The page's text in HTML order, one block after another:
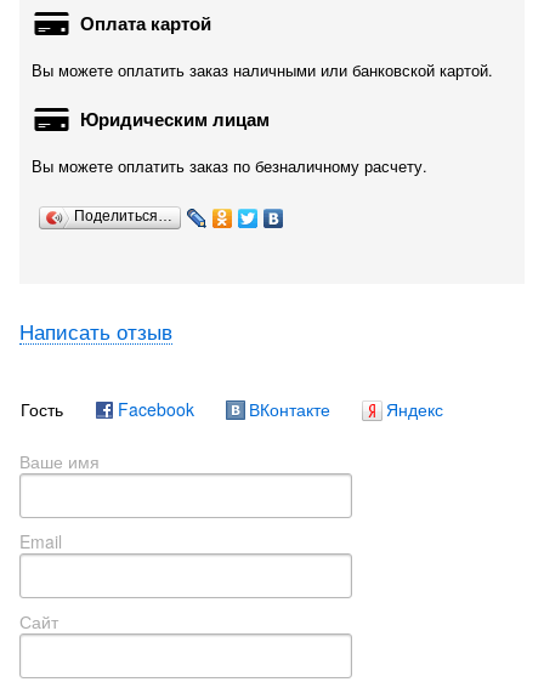
Оплата картой
Вы можете оплатить заказ наличными или банковской картой.
Юридическим лицам
Вы можете оплатить заказ по безналичному расчету.
Поделиться…
Написать отзыв
Гость Facebook ВКонтакте Яндекс
Ваше имя
Email
Сайт